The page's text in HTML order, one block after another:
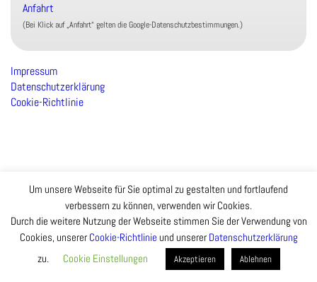
Anfahrt
(Bei Klick auf „Anfahrt“ gelten die Google-Datenschutzbestimmungen.)
Impressum
Datenschutzerklärung
Cookie-Richtlinie
Um unsere Webseite für Sie optimal zu gestalten und fortlaufend
verbessern zu können, verwenden wir Cookies.
Durch die weitere Nutzung der Webseite stimmen Sie der Verwendung von
Cookies, unserer Cookie-Richtlinie und unserer Datenschutzerklärung
zu.
Cookie Einstellungen Akzeptieren Ablehnen